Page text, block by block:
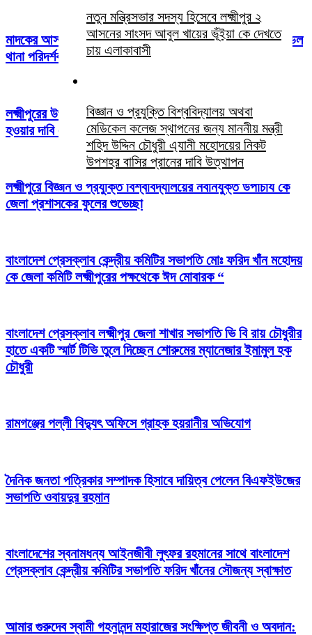
নতুন মন্ত্রিসভার সদস্য হিসেবে লক্ষ্মীপুর ২
আসনের সাংসদ আবুল খায়ের ভূঁইয়া কে দেখতে
চায় এলাকাবাসী
বিজ্ঞান ও প্রযুক্তি বিশ্ববিদ্যালয় অথবা
মেডিকেল কলেজ স্থাপনের জন্য মাননীয় মন্ত্রী
শহিদ উদ্দিন চৌধুরী এ্যানী মহোদয়ের নিকট
উপশহর বাসির প্রানের দাবি উত্থাপন
মাদকের আসামি ধরলে থানায় তদবির করতে আসবেন না পরশুরাম মডেল
থানা পরিদর্শক আশ্রাফুল
লক্ষ্মীপুরের উপশহর দালাল বাজার বিজ্ঞান ও প্রযুক্তি বিশ্ববিদ্যালয়
হওয়ার দাবি এলাকাবাসীর
লক্ষ্মীপুরে বিজ্ঞান ও প্রযুক্তি বিশ্ববিদ্যালয়ের নবনিযুক্ত উপাচার্য কে
জেলা প্রশাসকের ফুলের শুভেচ্ছা
বাংলাদেশ প্রেসক্লাব কেন্দ্রীয় কমিটির সভাপতি মোঃ ফরিদ খাঁন মহোদয়
কে জেলা কমিটি লক্ষ্মীপুরের পক্ষথেকে ঈদ মোবারক “
বাংলাদেশ প্রেসক্লাব লক্ষ্মীপুর জেলা শাখার সভাপতি ভি বি রায় চৌধুরীর
হাতে একটি স্মার্ট টিভি তুলে দিচ্ছেন শোরুমের ম্যানেজার ইমামুল হক
চৌধুরী
রামগঞ্জের পল্লী বিদ্যুৎ অফিসে গ্রাহক হয়রানীর অভিযোগ
দৈনিক জনতা পত্রিকার সম্পাদক হিসাবে দায়িত্ব পেলেন বিএফইউজের
সভাপতি ওবায়দুর রহমান
বাংলাদেশের স্বনামধন্য আইনজীবী লুৎফর রহমানের সাথে বাংলাদেশ
প্রেসক্লাব কেন্দ্রীয় কমিটির সভাপতি ফরিদ খাঁনের সৌজন্য স্বাক্ষাত
আমার গুরুদেব স্বামী গহনানন্দ মহারাজের সংক্ষিপ্ত জীবনী ও অবদান: